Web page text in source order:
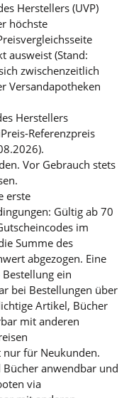
Herstellers (UVP)
höchste
ausweist (Stand:
zwischenzeitlich
Versandapotheken
Herstellers
Referenzpreis
Vor Gebrauch stets
erste
Gültig ab 70
im
Summe des
abgezogen. Eine
ein
bei Bestellungen über
Artikel, Bücher
mit anderen
für Neukunden.
anwendbar und
via